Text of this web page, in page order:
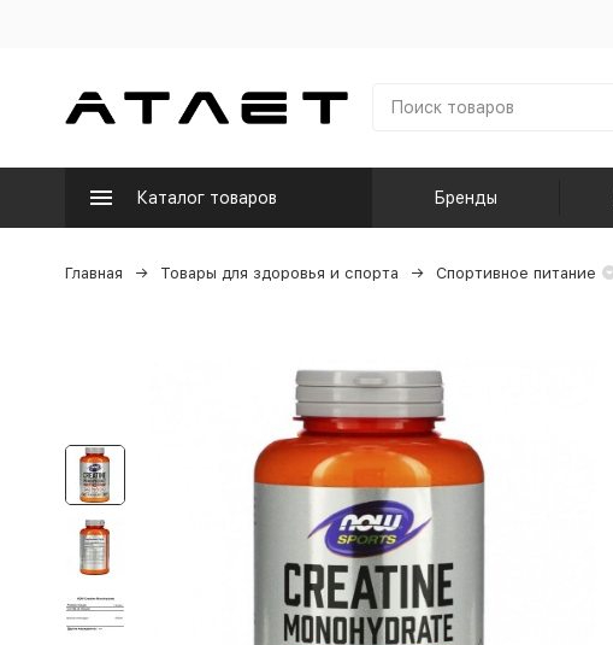
Каталог товаров Бренды
Главная Товары для здоровья и спорта Спортивное питание